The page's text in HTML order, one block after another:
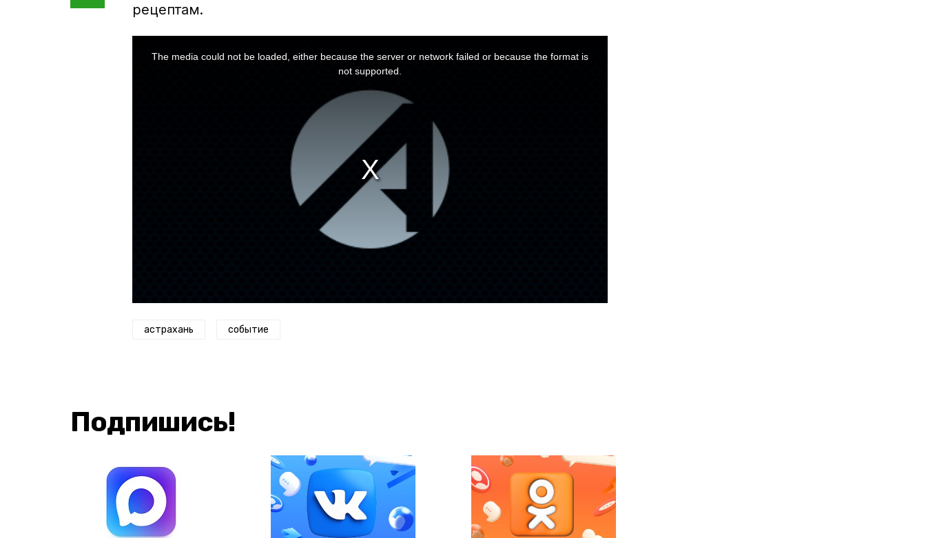
рецептам.
The media could not be loaded, either because the server or network failed or because the format is
not supported.
астрахань событие
Подпишись!